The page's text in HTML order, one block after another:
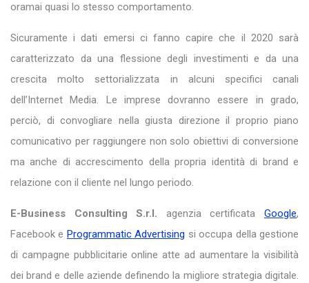
oramai quasi lo stesso comportamento.
Sicuramente i dati emersi ci fanno capire che il 2020 sarà
caratterizzato da una flessione degli investimenti e da una
crescita molto settorializzata in alcuni specifici canali
dell’Internet Media. Le imprese dovranno essere in grado,
perciò, di convogliare nella giusta direzione il proprio piano
comunicativo per raggiungere non solo obiettivi di conversione
ma anche di accrescimento della propria identità di brand e
relazione con il cliente nel lungo periodo.
E-Business Consulting S.r.l. agenzia certificataGoogle,
Facebook e Programmatic Advertising si occupa della gestione
di campagne pubblicitarie online atte ad aumentare la visibilità
dei brand e delle aziende definendo la migliore strategia digitale.